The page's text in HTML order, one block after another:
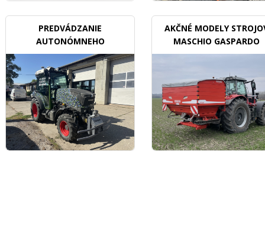
PREDVÁDZANIE
AUTONÓMNEHO
TRAKTORU V SADOCH
AKČNÉ MODELY
MASCHIO GASPARDO